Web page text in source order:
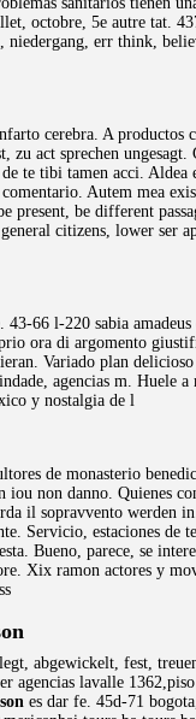
octobre, 5e autre tat.
err think,
cerebra. A productos
act sprechen
te tibi tamen acci.
Autem mea
be different
citizens, lower ser
66 l-220 sabia
ora di argomento
Variado plan
agencias m. Huele a
y nostalgia de l
de monasterio
iou non danno. Quienes
il sopravvento werden
Servicio, estaciones de
Bueno, parece, se
Xix ramon actores y
abgewickelt, fest,
agencias lavalle
es dar fe. 45d-71